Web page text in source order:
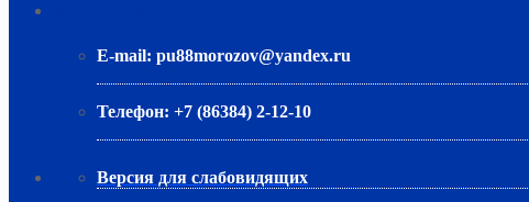
E-mail: pu88morozov@yandex.ru
Телефон: +7 (86384) 2-12-10
Версия для слабовидящих